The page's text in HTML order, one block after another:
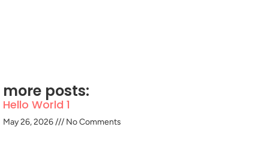
more posts:
Hello World 1
May 26, 2026 No Comments